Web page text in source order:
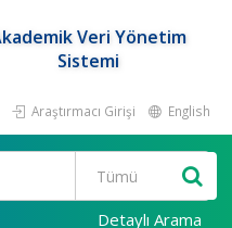
Veri Yönetim
Sistemi
Araştırmacı Girişi English
Detaylı Arama